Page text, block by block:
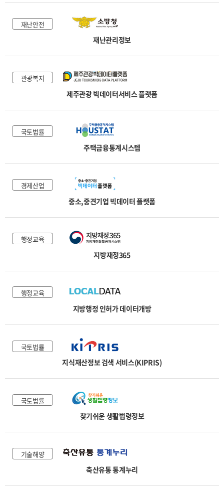
재난안전
재난관리정보
관광복지
제주관광 빅데이터서비스 플랫폼
국토법률
주택금융통계시스템
경제산업
중소,중견기업 빅데이터 플랫폼
행정교육
지방재정365
행정교육
지방행정 인허가 데이터개방
국토법률
지식재산정보 검색 서비스(KIPRIS)
국토법률
찾기쉬운 생활법령정보
기술해양
축산유통 통계누리